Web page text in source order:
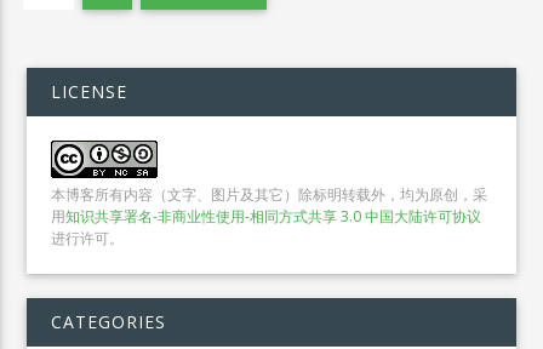
LICENSE
本博客所有内容（文字、图片及其它）除标明转载外，均为原创，采
用知识共享署名-非商业性使用-相同方式共享 3.0 中国大陆许可协议
进行许可。
CATEGORIES